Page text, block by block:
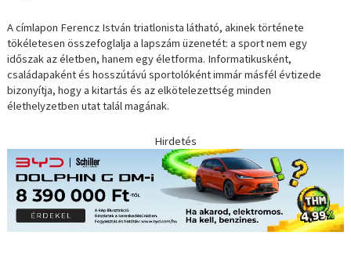
A címlapon Ferencz István triatlonista látható, akinek története
tökéletesen összefoglalja a lapszám üzenetét: a sport nem egy
időszak az életben, hanem egy életforma. Informatikusként,
családapaként és hosszútávú sportolóként immár másfél évtizede
bizonyítja, hogy a kitartás és az elkötelezettség minden
élethelyzetben utat talál magának.
Hirdetés